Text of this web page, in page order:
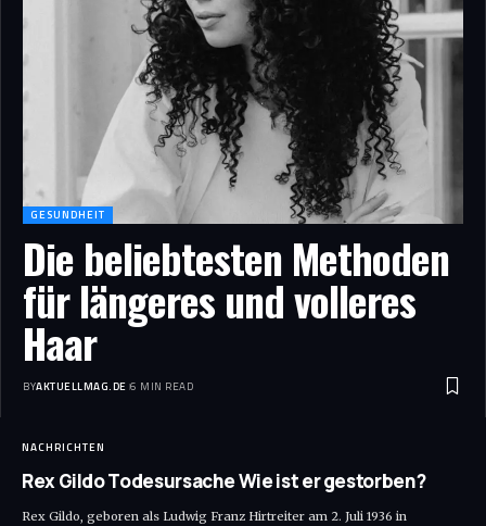
GESUNDHEIT
Die beliebtesten Methoden
für längeres und volleres
Haar
BYAKTUELLMAG.DE 6 MIN READ
NACHRICHTEN
Rex Gildo Todesursache Wie ist er gestorben?
Rex Gildo, geboren als Ludwig Franz Hirtreiter am 2. Juli 1936 in